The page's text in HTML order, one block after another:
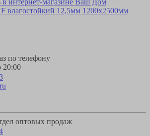
влагостойкий 12,5мм 1200х2500мм
по телефону
20:00
оптовых продаж